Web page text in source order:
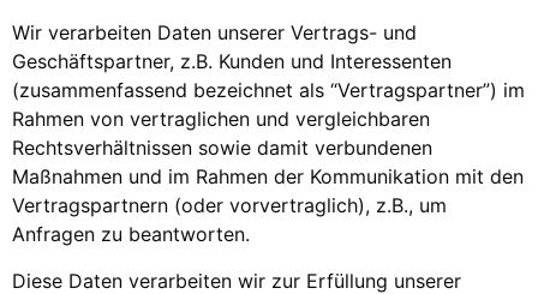
Wir verarbeiten Daten unserer Vertrags- und
Geschäftspartner, z.B. Kunden und Interessenten
(zusammenfassend bezeichnet als “Vertragspartner”) im
Rahmen von vertraglichen und vergleichbaren
Rechtsverhältnissen sowie damit verbundenen
Maßnahmen und im Rahmen der Kommunikation mit den
Vertragspartnern (oder vorvertraglich), z.B., um
Anfragen zu beantworten.
Diese Daten verarbeiten wir zur Erfüllung unserer